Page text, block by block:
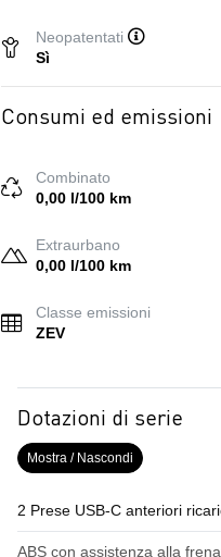
Neopatentati
Sì
Consumi ed emissioni
Combinato
0,00 l/100 km
Extraurbano
0,00 l/100 km
Classe emissioni
ZEV
Dotazioni di serie
Mostra / Nascondi
2 Prese USB-C anteriori
ABS con assistenza alla